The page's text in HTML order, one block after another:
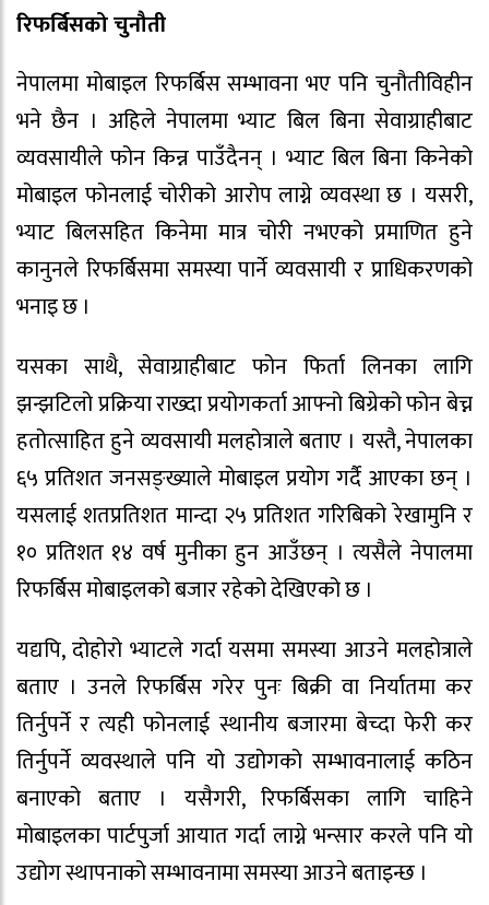
रिफर्बिसको चुनौती
नेपालमा मोबाइल रिफर्बिस सम्भावना भए पनि चुनौतीविहीन
भने छैन । अहिले नेपालमा भ्याट बिल बिना सेवाग्राहीबाट
व्यवसायीले फोन किन्न पाउँदैनन् । भ्याट बिल बिना किनेको
मोबाइल फोनलाई चोरीको आरोप लाग्ने व्यवस्था छ । यसरी,
भ्याट बिलसहित किनेमा मात्र चोरी नभएको प्रमाणित हुने
कानुनले रिफर्बिसमा समस्या पार्ने व्यवसायी र प्राधिकरणको
भनाइ छ ।
यसका साथै, सेवाग्राहीबाट फोन फिर्ता लिनका लागि
झन्झटिलो प्रक्रिया राख्दा प्रयोगकर्ता आफ्नो बिग्रेको फोन बेच्न
हतोत्साहित हुने व्यवसायी मलहोत्राले बताए । यस्तै, नेपालका
६५ प्रतिशत जनसङ्ख्याले मोबाइल प्रयोग गर्दै आएका छन् ।
यसलाई शतप्रतिशत मान्दा २५ प्रतिशत गरिबिको रेखामुनि र
१० प्रतिशत १४ वर्ष मुनीका हुन आउँछन् । त्यसैले नेपालमा
रिफर्बिस मोबाइलको बजार रहेको देखिएको छ ।
यद्यपि, दोहोरो भ्याटले गर्दा यसमा समस्या आउने मलहोत्राले
बताए । उनले रिफर्बिस गरेर पुनः बिक्री वा निर्यातमा कर
तिर्नुपर्ने र त्यही फोनलाई स्थानीय बजारमा बेच्दा फेरी कर
तिर्नुपर्ने व्यवस्थाले पनि यो उद्योगको सम्भावनालाई कठिन
बनाएको बताए । यसैगरी, रिफर्बिसका लागि चाहिने
मोबाइलका पार्टपुर्जा आयात गर्दा लाग्ने भन्सार करले पनि यो
उद्योग स्थापनाको सम्भावनामा समस्या आउने बताइन्छ ।